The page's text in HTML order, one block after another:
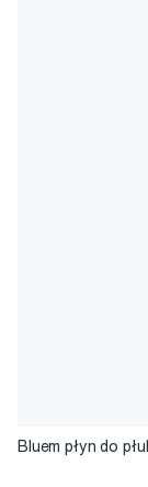
Bluem płyn do